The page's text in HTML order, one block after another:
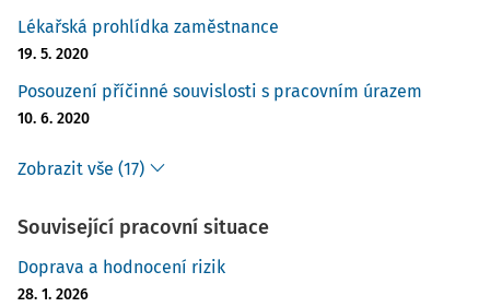
Jsme na to zvyklí.
To odráželo typický přístup, zejména mezi pracovníky, kteří
byli dotazováni: „člověk by si neměl stěžovat na těžkosti“.
Lékařská prohlídka zaměstnance
19. 5. 2020
Posouzení příčinné souvislosti s pracovním úrazem
10. 6. 2020
Zobrazit vše (17)
Související pracovní situace
Doprava a hodnocení rizik
28. 1. 2026